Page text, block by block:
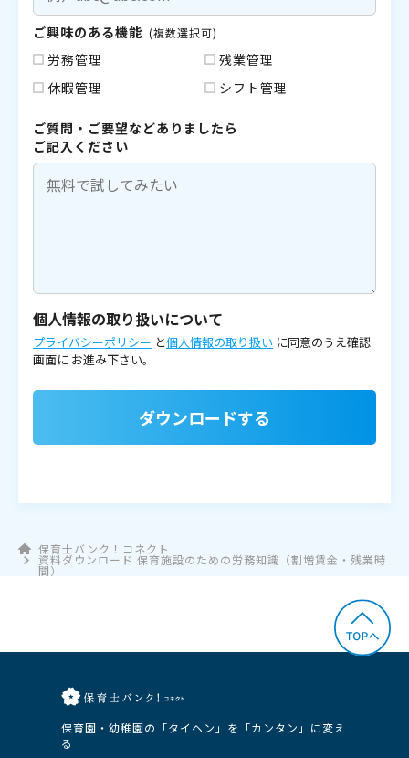
ご興味のある機能 (複数選択可)
労務管理
残業管理
休暇管理
シフト管理
ご質問・ご要望などありましたら
ご記入ください
個人情報の取り扱いについて
プライバシーポリシー と個人情報の取り扱い に同意のうえ確認
画面に お進み下さい。
ダウンロードする
保育士バンク！コネクト
資料ダウンロード 保育施設のための労務知識（割増賃金・残業時
間）
保育園・幼稚園の「タイヘン」を「カンタン」に変え
る